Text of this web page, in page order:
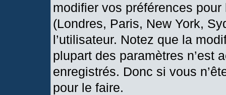
modifier vos préférences
(Londres, Paris, New York,
l’utilisateur. Notez que la
plupart des paramètres n’est
enregistrés. Donc si vous
pour le faire.